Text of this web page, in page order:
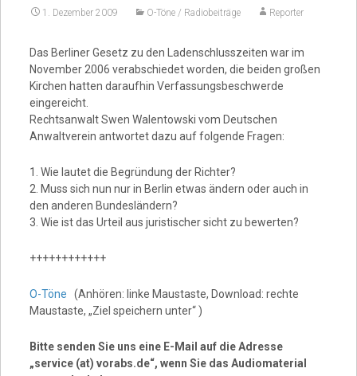
1. Dezember 2009 O-Töne / Radiobeiträge Reporter
Das Berliner Gesetz zu den Ladenschlusszeiten war im
November 2006 verabschiedet worden, die beiden großen
Kirchen hatten daraufhin Verfassungsbeschwerde
eingereicht.
Rechtsanwalt Swen Walentowski vom Deutschen
Anwaltverein antwortet dazu auf folgende Fragen:
1. Wie lautet die Begründung der Richter?
2. Muss sich nun nur in Berlin etwas ändern oder auch in
den anderen Bundesländern?
3. Wie ist das Urteil aus juristischer sicht zu bewerten?
++++++++++++
O-Töne (Anhören: linke Maustaste, Download: rechte
Maustaste, „Ziel speichern unter“ )
Bitte senden Sie uns eine E-Mail auf die Adresse
„service (at) vorabs.de“, wenn Sie das Audiomaterial